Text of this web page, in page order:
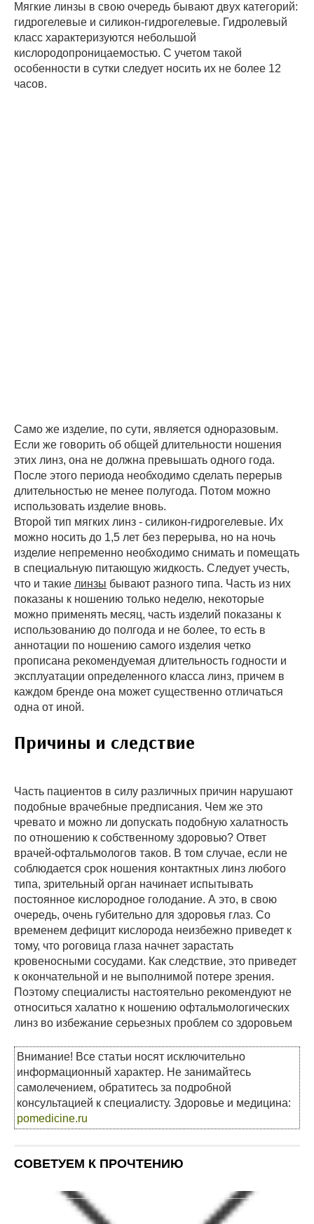
Мягкие линзы в свою очередь бывают двух категорий:
гидрогелевые и силикон-гидрогелевые. Гидролевый
класс характеризуются небольшой
кислородопроницаемостью. С учетом такой
особенности в сутки следует носить их не более 12
часов.
Само же изделие, по сути, является одноразовым.
Если же говорить об общей длительности ношения
этих линз, она не должна превышать одного года.
После этого периода необходимо сделать перерыв
длительностью не менее полугода. Потом можно
использовать изделие вновь.
Второй тип мягких линз - силикон-гидрогелевые. Их
можно носить до 1,5 лет без перерыва, но на ночь
изделие непременно необходимо снимать и помещать
в специальную питающую жидкость. Следует учесть,
что и такие линзы бывают разного типа. Часть из них
показаны к ношению только неделю, некоторые
можно применять месяц, часть изделий показаны к
использованию до полгода и не более, то есть в
аннотации по ношению самого изделия четко
прописана рекомендуемая длительность годности и
эксплуатации определенного класса линз, причем в
каждом бренде она может существенно отличаться
одна от иной.
Причины и следствие
Часть пациентов в силу различных причин нарушают
подобные врачебные предписания. Чем же это
чревато и можно ли допускать подобную халатность
по отношению к собственному здоровью? Ответ
врачей-офтальмологов таков. В том случае, если не
соблюдается срок ношения контактных линз любого
типа, зрительный орган начинает испытывать
постоянное кислородное голодание. А это, в свою
очередь, очень губительно для здоровья глаз. Со
временем дефицит кислорода неизбежно приведет к
тому, что роговица глаза начнет зарастать
кровеносными сосудами. Как следствие, это приведет
к окончательной и не выполнимой потере зрения.
Поэтому специалисты настоятельно рекомендуют не
относиться халатно к ношению офтальмологических
линз во избежание серьезных проблем со здоровьем
Внимание! Все статьи носят исключительно
информационный характер. Не занимайтесь
самолечением, обратитесь за подробной
консультацией к специалисту. Здоровье и медицина:
pomedicine.ru
СОВЕТУЕМ К ПРОЧТЕНИЮ